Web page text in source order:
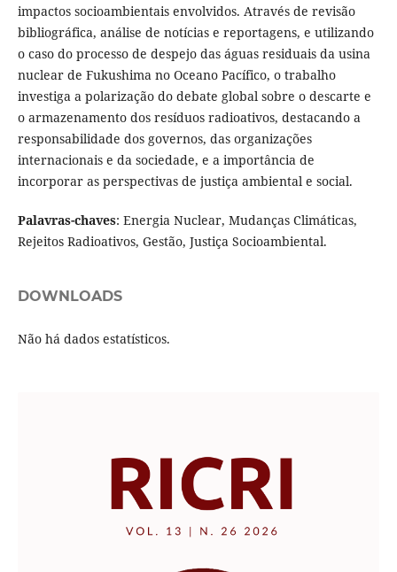
impactos socioambientais envolvidos. Através de revisão
bibliográfica, análise de notícias e reportagens, e utilizando
o caso do processo de despejo das águas residuais da usina
nuclear de Fukushima no Oceano Pacífico, o trabalho
investiga a polarização do debate global sobre o descarte e
o armazenamento dos resíduos radioativos, destacando a
responsabilidade dos governos, das organizações
internacionais e da sociedade, e a importância de
incorporar as perspectivas de justiça ambiental e social.
Palavras-chaves: Energia Nuclear, Mudanças Climáticas,
Rejeitos Radioativos, Gestão, Justiça Socioambiental.
DOWNLOADS
Não há dados estatísticos.